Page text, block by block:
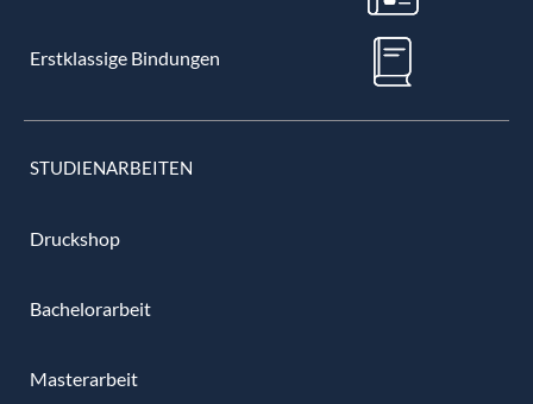
Erstklassige Bindungen
STUDIENARBEITEN
Druckshop
Bachelorarbeit
Masterarbeit